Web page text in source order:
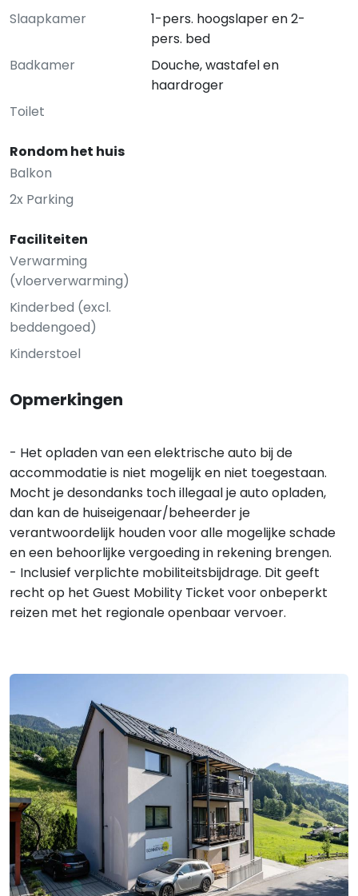
Slaapkamer
1-pers. hoogslaper en 2-
pers. bed
Badkamer
Douche, wastafel en
haardroger
Toilet
Rondom het huis
Balkon
2x Parking
Faciliteiten
Verwarming
(vloerverwarming)
Kinderbed (excl.
beddengoed)
Kinderstoel
Opmerkingen
- Het opladen van een elektrische auto bij de
accommodatie is niet mogelijk en niet toegestaan.
Mocht je desondanks toch illegaal je auto opladen,
dan kan de huiseigenaar/beheerder je
verantwoordelijk houden voor alle mogelijke schade
en een behoorlijke vergoeding in rekening brengen.
- Inclusief verplichte mobiliteitsbijdrage. Dit geeft
recht op het Guest Mobility Ticket voor onbeperkt
reizen met het regionale openbaar vervoer.